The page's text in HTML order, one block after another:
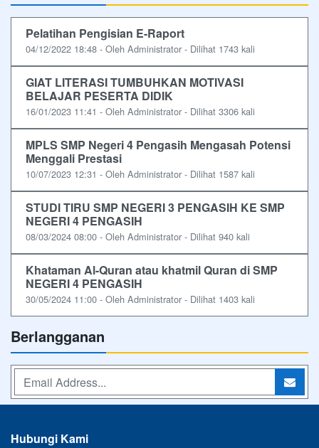
Pelatihan Pengisian E-Raport
04/12/2022 18:48 - Oleh Administrator - Dilihat 1743 kali
GIAT LITERASI TUMBUHKAN MOTIVASI
BELAJAR PESERTA DIDIK
16/01/2023 11:41 - Oleh Administrator - Dilihat 3306 kali
MPLS SMP Negeri 4 Pengasih Mengasah Potensi
Menggali Prestasi
10/07/2023 12:31 - Oleh Administrator - Dilihat 1587 kali
STUDI TIRU SMP NEGERI 3 PENGASIH KE SMP
NEGERI 4 PENGASIH
08/03/2024 08:00 - Oleh Administrator - Dilihat 940 kali
Khataman Al-Quran atau khatmil Quran di SMP
NEGERI 4 PENGASIH
30/05/2024 11:00 - Oleh Administrator - Dilihat 1403 kali
Berlangganan
Hubungi Kami